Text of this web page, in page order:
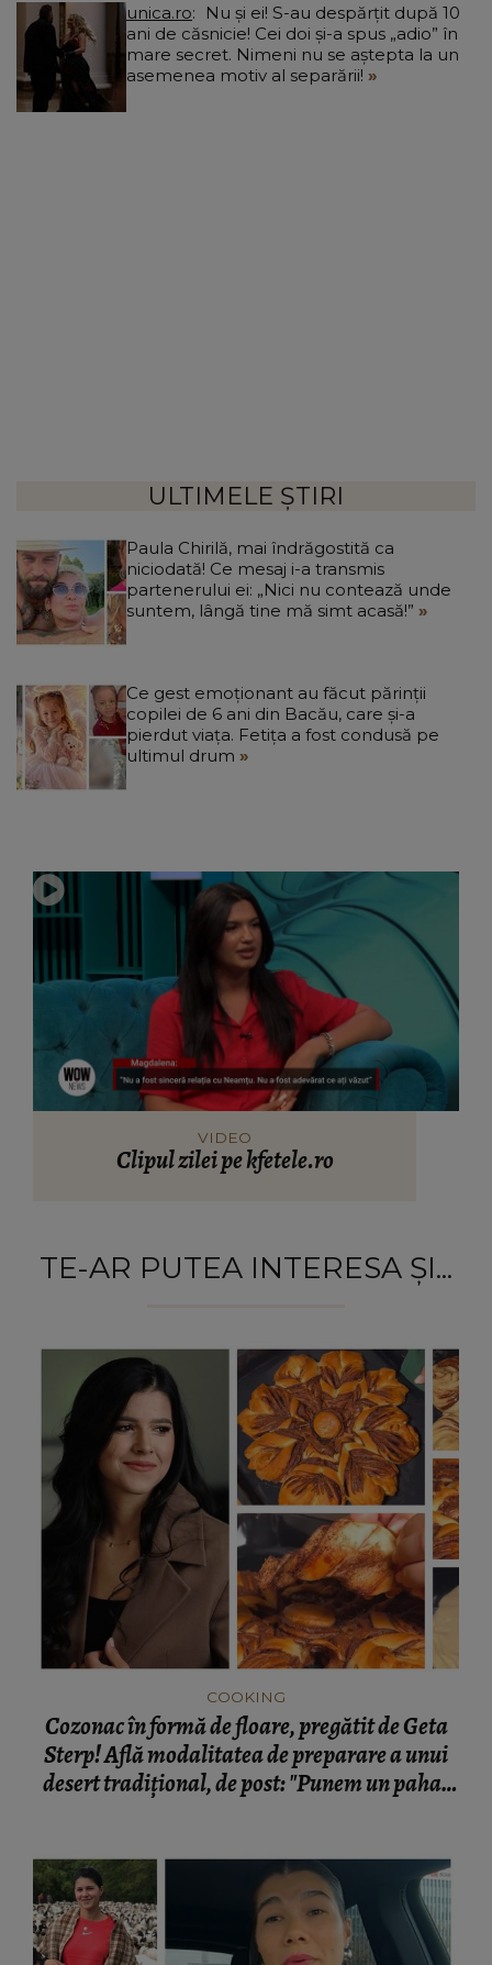
unica.ro
ani de căsnicie! Cei doi și-a spus „adio” în
mare secret. Nimeni nu se aștepta la un
asemenea motiv al separării!
ULTIMELE ȘTIRI
Paula Chirilă, mai îndrăgostită ca
niciodată! Ce mesaj i-a transmis
partenerului ei: „Nici nu contează unde
suntem, lângă tine mă simt acasă!”
Ce gest emoționant au făcut părinții
copilei de 6 ani din Bacău, care și-a
pierdut viața. Fetița a fost condusă pe
ultimul drum
VIDEO
Clipul zilei pe kfetele.ro
TE-AR PUTEA INTERESA ȘI...
COOKING
Cozonac în formă de floare, pregătit de Geta
Sterp! Află modalitatea de preparare a unui
desert tradițional, de post: "Punem un pahar